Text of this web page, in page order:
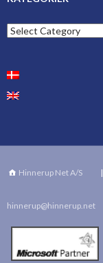
Kategorier
Hinnerup Net A/S |
hinnerup@hinnerup.net